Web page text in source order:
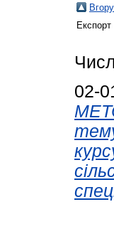
Експорт
02-